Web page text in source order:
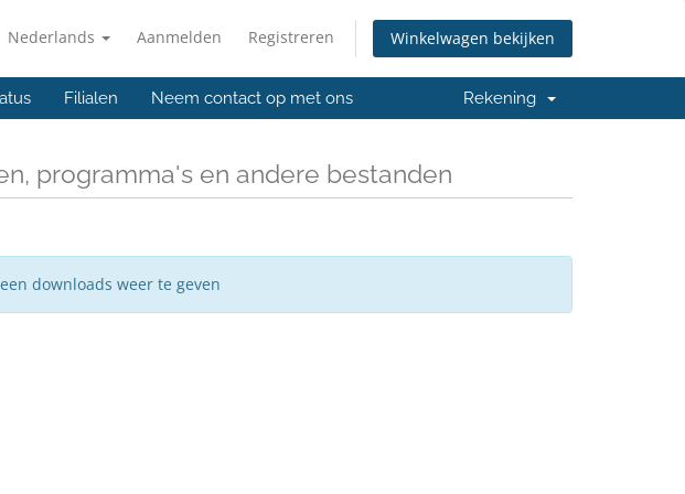
Nederlands Aanmelden Registreren Winkelwagen bekijken
Filialen Neem contact op met ons Rekening
programma's en andere bestanden
downloads weer te geven